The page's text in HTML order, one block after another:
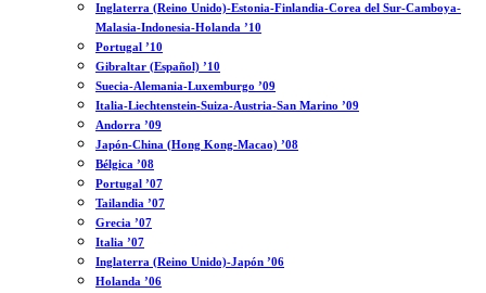
Inglaterra (Reino Unido)-Estonia-Finlandia-Corea del Sur-Camboya-
Malasia-Indonesia-Holanda ’10
Portugal ’10
Gibraltar (Español) ’10
Suecia-Alemania-Luxemburgo ’09
Italia-Liechtenstein-Suiza-Austria-San Marino ’09
Andorra ’09
Japón-China (Hong Kong-Macao) ’08
Bélgica ’08
Portugal ’07
Tailandia ’07
Grecia ’07
Italia ’07
Inglaterra (Reino Unido)-Japón ’06
Holanda ’06